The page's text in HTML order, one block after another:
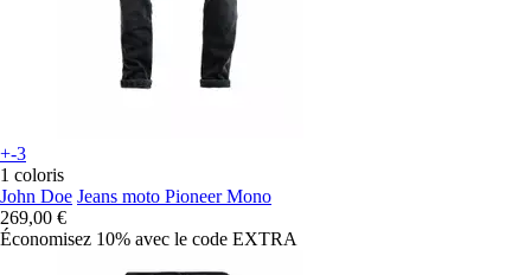
+-3
1 coloris
John Doe Jeans moto Pioneer Mono
269,00 €
Économisez 10% avec le code EXTRA